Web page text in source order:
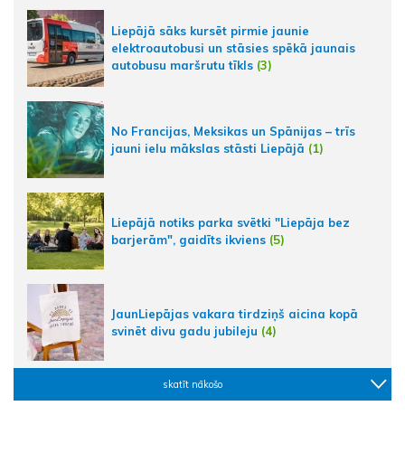
Liepājā sāks kursēt pirmie jaunie
elektroautobusi un stāsies spēkā jaunais
autobusu maršrutu tīkls (3)
No Francijas, Meksikas un Spānijas – trīs
jauni ielu mākslas stāsti Liepājā (1)
Liepājā notiks parka svētki "Liepāja bez
barjerām", gaidīts ikviens (5)
JaunLiepājas vakara tirdziņš aicina kopā
svinēt divu gadu jubileju (4)
skatīt nākošo